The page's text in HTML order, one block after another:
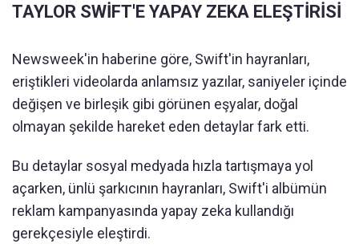
TAYLOR SWİFT'E YAPAY ZEKA ELEŞTİRİSİ
Newsweek'in haberine göre, Swift'in hayranları,
eriştikleri videolarda anlamsız yazılar, saniyeler içinde
değişen ve birleşik gibi görünen eşyalar, doğal
olmayan şekilde hareket eden detaylar fark etti.
Bu detaylar sosyal medyada hızla tartışmaya yol
açarken, ünlü şarkıcının hayranları, Swift'i albümün
reklam kampanyasında yapay zeka kullandığı
gerekçesiyle eleştirdi.